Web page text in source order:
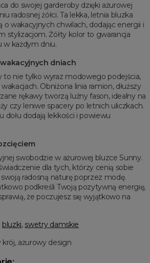
do swojej garderoby dzięki ażurowej
radosnej żółci. Ta lekka, letnia bluzka
o wakacyjnych chwilach, dodając energii i
stylizacjom. Żółty kolor to gwarancja
w każdym dniu.
dniach
to nie tylko wyraz modowego podejścia,
Obniżona linia ramion, dłuższy
rękawy tworzą luźny fason, idealny na
czy leniwe spacery po letnich uliczkach.
dołu dodają lekkości i powiewu
swobodzie w ażurowej bluzce Sunny.
dla tych, którzy cenią sobie
radosną naturę poprzez modę.
podkreśli Twoją pozytywną energię,
że poczujesz się wyjątkowo na
bluzki, swetry damskie
krój, ażurowy design